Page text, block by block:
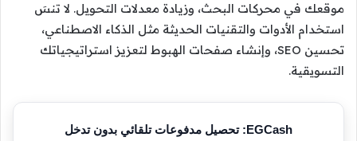
موقعك في محركات البحث، وزيادة معدلات التحويل. لا تنسَ
استخدام الأدوات والتقنيات الحديثة مثل الذكاء الاصطناعي،
تحسين SEO، وإنشاء صفحات الهبوط لتعزيز استراتيجياتك
التسويقية.
EGCash: تحصيل مدفوعات تلقائي بدون تدخل